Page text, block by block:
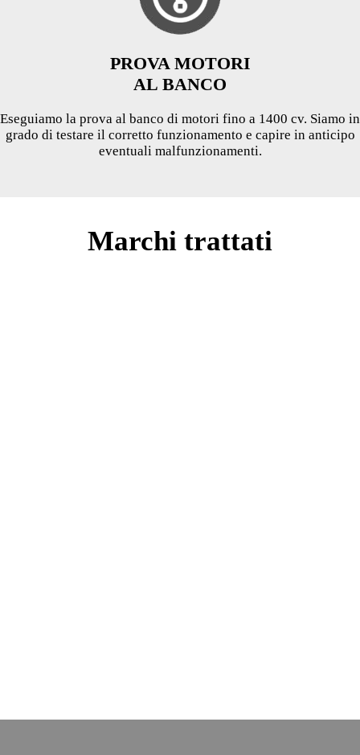
PROVA MOTORI
AL BANCO
Eseguiamo la prova al banco di motori fino a 1400 cv. Siamo in
grado di testare il corretto funzionamento e capire in anticipo
eventuali malfunzionamenti.
Marchi trattati